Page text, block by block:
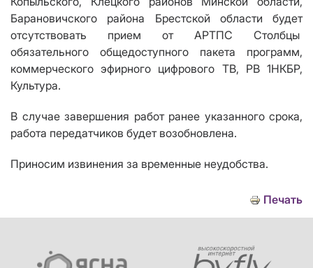
Барановичского района Брестской области будет
отсутствовать прием от АРТПС Столбцы
обязательного общедоступного пакета программ,
коммерческого эфирного цифрового ТВ, РВ 1НКБР,
Культура.
В случае завершения работ ранее указанного срока,
работа передатчиков будет возобновлена.
Приносим извинения за временные неудобства.
Печать